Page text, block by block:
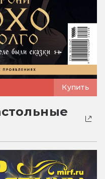
Купить